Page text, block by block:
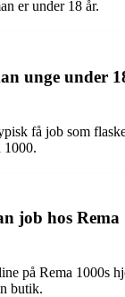
er under 18 år.
unge under
få job som
1000.
job hos Rema
på Rema 1000s
butik.